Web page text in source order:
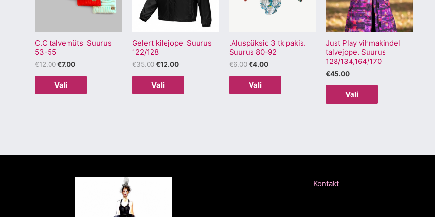
C.C talvemüts. Suurus
53-55
€12.00€7.00
Vali
varianti.
Valikuid
teha
Gelert kilejope. Suurus
122/128
€35.00 €12.00
Vali
varianti.
Valikuid
teha
.Aluspüksid 3 tk pakis.
Suurus 80-92
€6.00 €4.00
Vali
varianti.
teha
Just Play vihmakindel
talvejope. Suurus
128/134,164/170
€45.00
Vali
varianti.
Valikuid
saab
teha
tootelehel.
Kontakt